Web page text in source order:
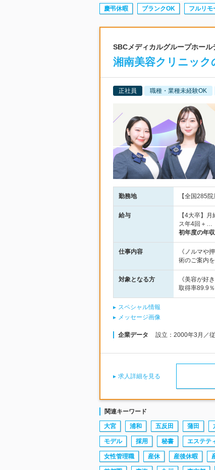
慶弔休暇 ブランクOK フルリモ
SBCメディカルグループホー
湘南美容クリニック
正社員 職種・業種未経験OK
勤務地 【全国285
給与
【4大卒】
ス年4回＋…
初年度の年収
仕事内容
《ノルマや
術のご案内
対象となる方
《美容が好
取得率89.9
スペシャル情報
メッセージ画像
企業データ 設立：2000年3月／
求人詳細を見る
関連キーワード
大宮 浦和 五反田 蒲田
モデル 採用 秘書 エステテ
女性管理職 産休 産後休暇